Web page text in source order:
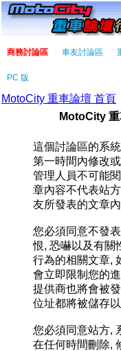
商務討論區 車友討論區
PC 版
MotoCity 重車論壇 首頁
MotoCity
這個討論區的系
第一時間內修改
管理人員不可能
章內容不代表站
友所發表的文章
您必須同意不發
恨, 恐嚇以及有關
行為的相關文章,
會立即限制您的
提供商也將會被
位址都將被儲存
您必須同意站方,
在任何時間刪除,